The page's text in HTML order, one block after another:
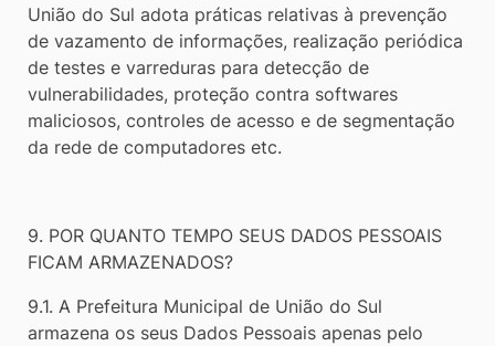
União do Sul adota práticas relativas à prevenção
de vazamento de informações, realização periódica
de testes e varreduras para detecção de
vulnerabilidades, proteção contra softwares
maliciosos, controles de acesso e de segmentação
da rede de computadores etc.
9. POR QUANTO TEMPO SEUS DADOS PESSOAIS
FICAM ARMAZENADOS?
9.1. A Prefeitura Municipal de União do Sul
armazena os seus Dados Pessoais apenas pelo